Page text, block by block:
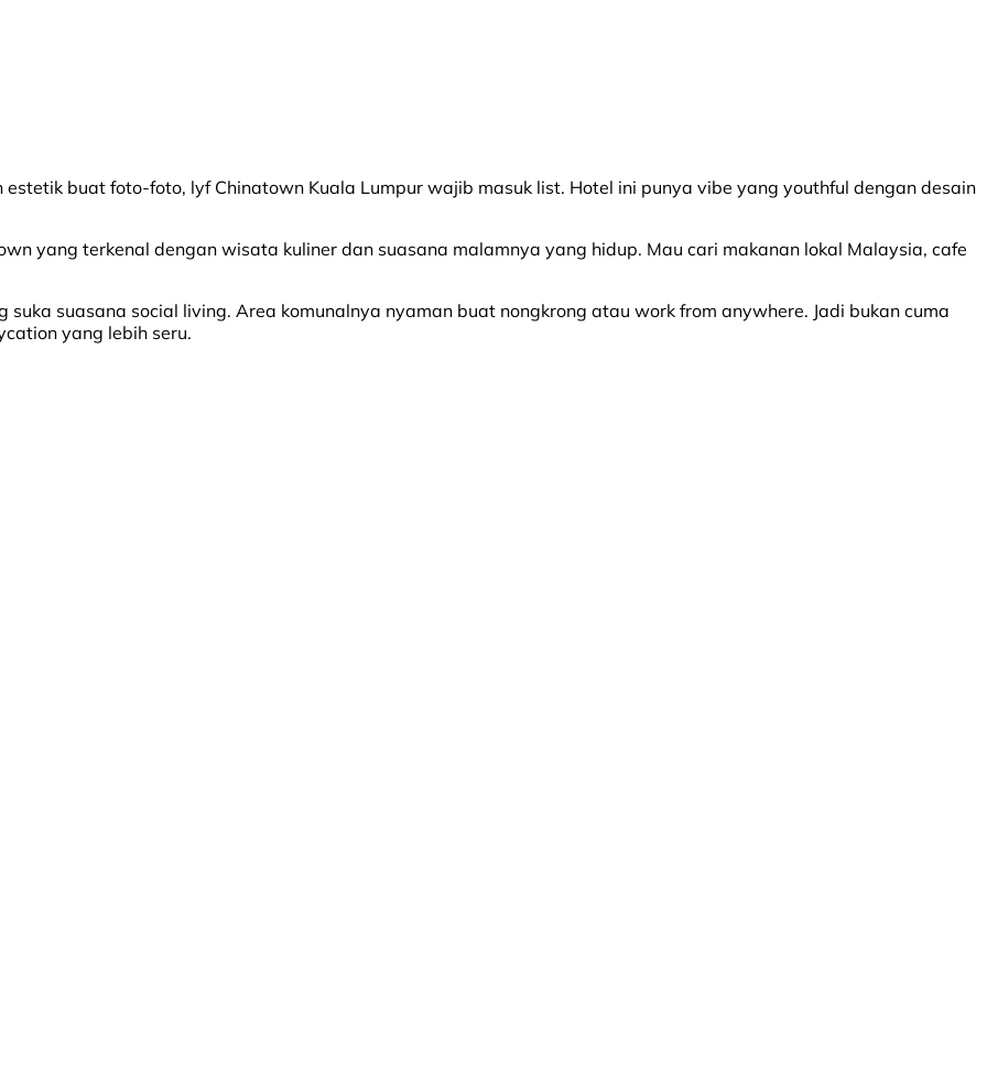
buat foto-foto, lyf Chinatown Kuala Lumpur wajib masuk list. Hotel ini punya vibe yang youthful dengan desain
yang terkenal dengan wisata kuliner dan suasana malamnya yang hidup. Mau cari makanan lokal Malaysia, cafe
suasana social living. Area komunalnya nyaman buat nongkrong atau work from anywhere. Jadi bukan cuma
yang lebih seru.